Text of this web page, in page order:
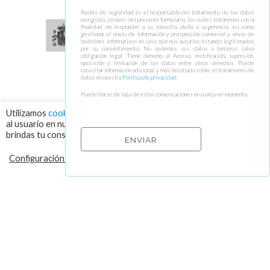
Utilizamos cookies
al usuario en nuestra web. Haciendo click en el botón "Aceptar",
brindas tu consentimiento para el uso de todas las cookies.
Configuración de cookies
Redes de seguridad es el responsable del tratamiento de los datos
recogidos a través del presente formulario, los cuales trataremos con la
finalidad de responder a su consulta, duda o sugerencia, así como
gestionar el envío de información y prospección comercial y envío de
boletines informativos en caso que nos autorice, estando legitimados
por su consentimiento. No cedemos sus datos a terceros salvo
obligación legal. Tiene derecho al Acceso, rectificación, supresión,
oposición y limitación de los datos entre otros derechos. Puede
consultar información adicional y más detallada sobre el tratamiento de
datos en nuestra Política de privacidad
Puede darse de baja de estas comunicaciones en cualquier momento.